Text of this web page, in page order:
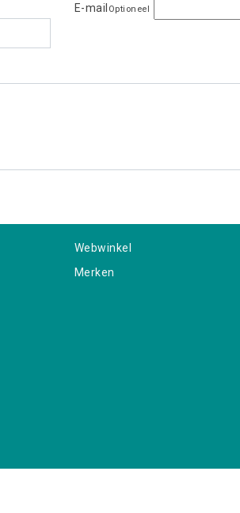
E-mail Optioneel
Webwinkel
Merken